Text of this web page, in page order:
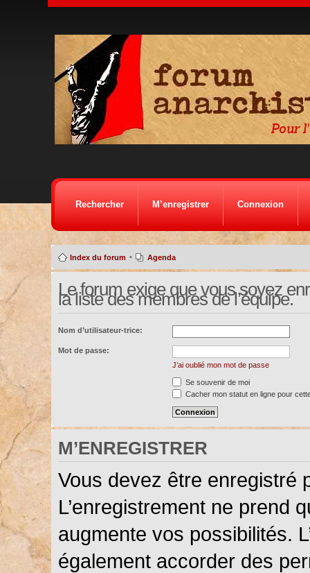
Rechercher M’enregistrer Connexion
Index du forum • Agenda
Le forum exige que vous soyez
la liste des membres de l’équipe.
Nom d’utilisateur-trice:
Mot de passe:
J’ai oublié mon mot de passe
Se souvenir de moi
Cacher mon statut en ligne pour
M’ENREGISTRER
Vous devez être enregistré
L’enregistrement ne prend
augmente vos possibilités.
également accorder des